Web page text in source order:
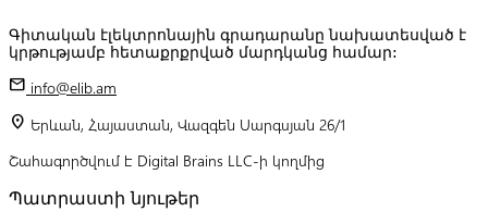
Գիտական էլեկտրոնային գրադարանը նախատեսված է
կրթությամբ հետաքրքրված մարդկանց համար:
mail info@elib.am
location_on Երևան, Հայաստան, Վազգեն Սարգսյան 26/1
Շահագործվում է Digital Brains LLC-ի կողմից
Պատրաստի նյութեր